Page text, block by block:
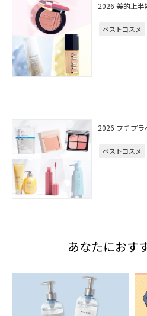
2026 美的上半
ベストコスメ
2026 プチプラ
ベストコスメ
あなたにおす